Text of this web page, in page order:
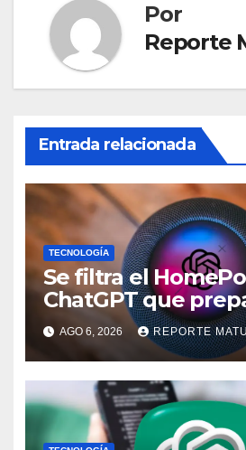
Por
Reporte
Entrada relacionada
TECNOLOGÍA
Se filtra el
ChatGPT que
y su diseño es una
AGO 6, 2026 REPORTE